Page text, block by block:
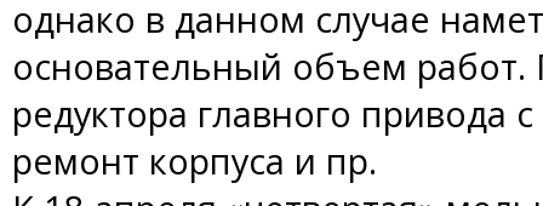
однако в данном случае
основательный объем работ.
редуктора главного привода
ремонт корпуса и пр.